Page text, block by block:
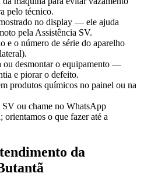
pelo técnico.
no display — ele ajuda
pela Assistência SV.
e o número de série do aparelho
ou desmontar o equipamento —
e piorar o defeito.
produtos químicos no painel ou na
SV ou chame no WhatsApp
orientamos o que fazer até a
da